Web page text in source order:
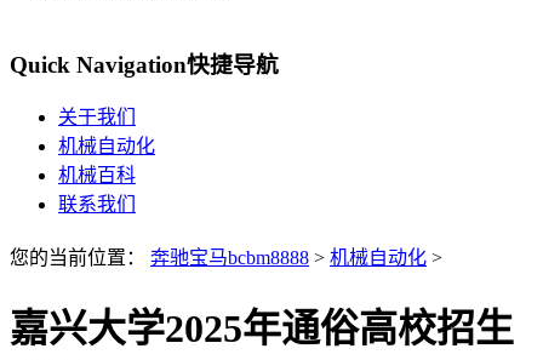
Quick Navigation快捷导航
关于我们
机械自动化
机械百科
联系我们
您的当前位置： 奔驰宝马bcbm8888 > 机械自动化 >
嘉兴大学2025年通俗高校招生